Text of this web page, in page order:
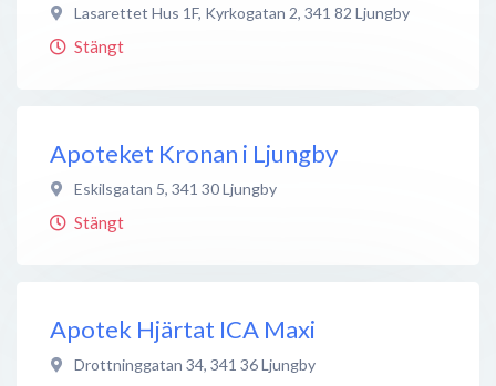
Lasarettet Hus 1F, Kyrkogatan 2, 341 82 Ljungby
Stängt
Apoteket Kronan i Ljungby
Eskilsgatan 5, 341 30Ljungby
Stängt
Apotek Hjärtat ICA Maxi
Drottninggatan 34, 341 36Ljungby